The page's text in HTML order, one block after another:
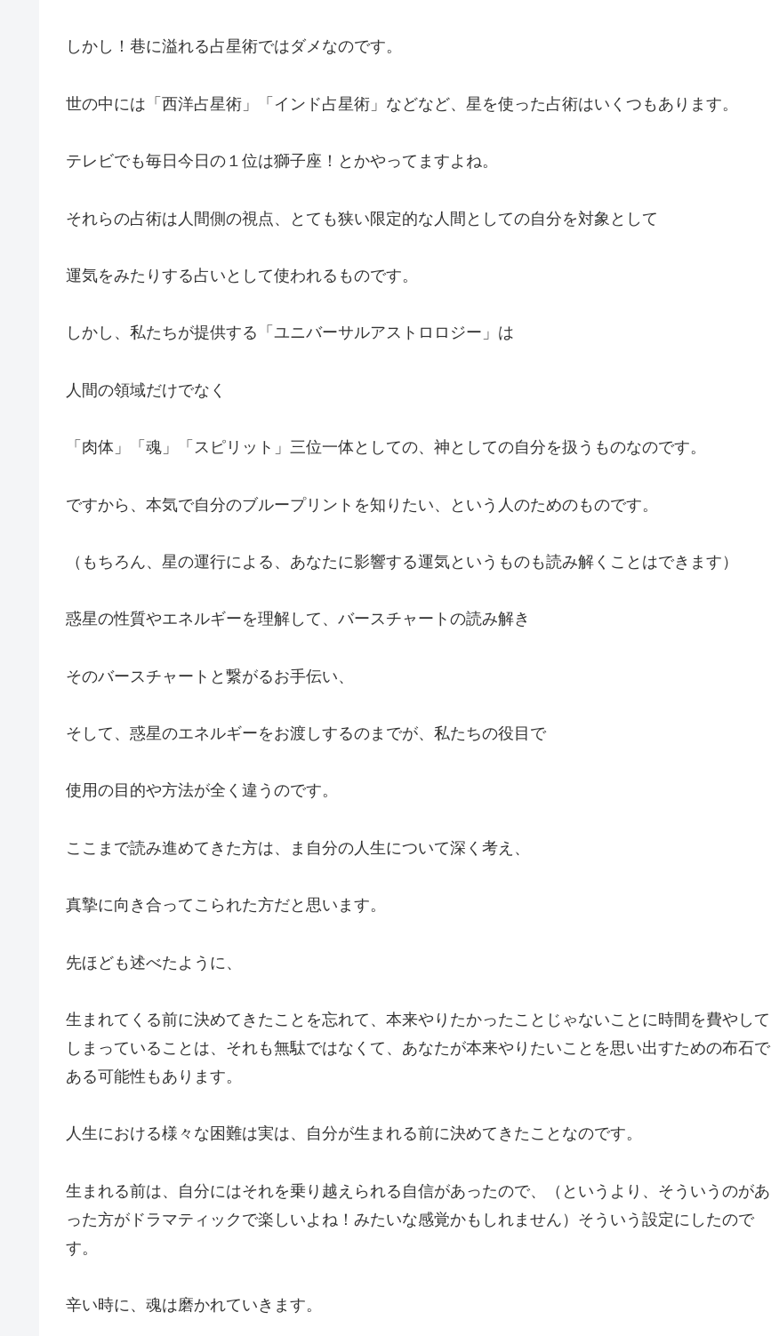
しかし！巷に溢れる占星術ではダメなのです。
世の中には「西洋占星術」「インド占星術」などなど、星を使った占術はいくつもあります。
テレビでも毎日今日の１位は獅子座！とかやってますよね。
それらの占術は人間側の視点、とても狭い限定的な人間としての自分を対象として
運気をみたりする占いとして使われるものです。
しかし、私たちが提供する「ユニバーサルアストロロジー」は
人間の領域だけでなく
「肉体」「魂」「スピリット」三位一体としての、神としての自分を扱うものなのです。
ですから、本気で自分のブループリントを知りたい、という人のためのものです。
（もちろん、星の運行による、あなたに影響する運気というものも読み解くことはできます）
惑星の性質やエネルギーを理解して、バースチャートの読み解き
そのバースチャートと繋がるお手伝い、
そして、惑星のエネルギーをお渡しするのまでが、私たちの役目で
使用の目的や方法が全く違うのです。
ここまで読み進めてきた方は、ま自分の人生について深く考え、
真摯に向き合ってこられた方だと思います。
先ほども述べたように、
生まれてくる前に決めてきたことを忘れて、本来やりたかったことじゃないことに時間を費やして
しまっていることは、それも無駄ではなくて、あなたが本来やりたいことを思い出すための布石で
ある可能性もあります。
人生における様々な困難は実は、自分が生まれる前に決めてきたことなのです。
生まれる前は、自分にはそれを乗り越えられる自信があったので、（というより、そういうのがあ
った方がドラマティックで楽しいよね！みたいな感覚かもしれません）そういう設定にしたので
す。
辛い時に、魂は磨かれていきます。